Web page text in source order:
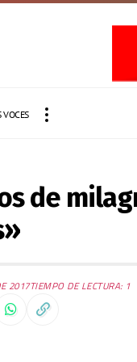
VOCES
de
2017TIEMPO DE LECTURA: 1